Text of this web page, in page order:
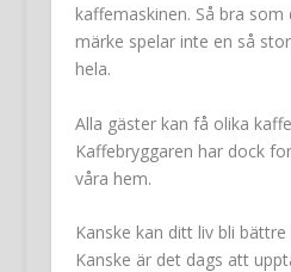
kaffemaskinen. Så bra som
märke spelar inte en så
hela.
Alla gäster kan få olika
Kaffebryggaren har dock
våra hem.
Kanske kan ditt liv bli
Kanske är det dags att